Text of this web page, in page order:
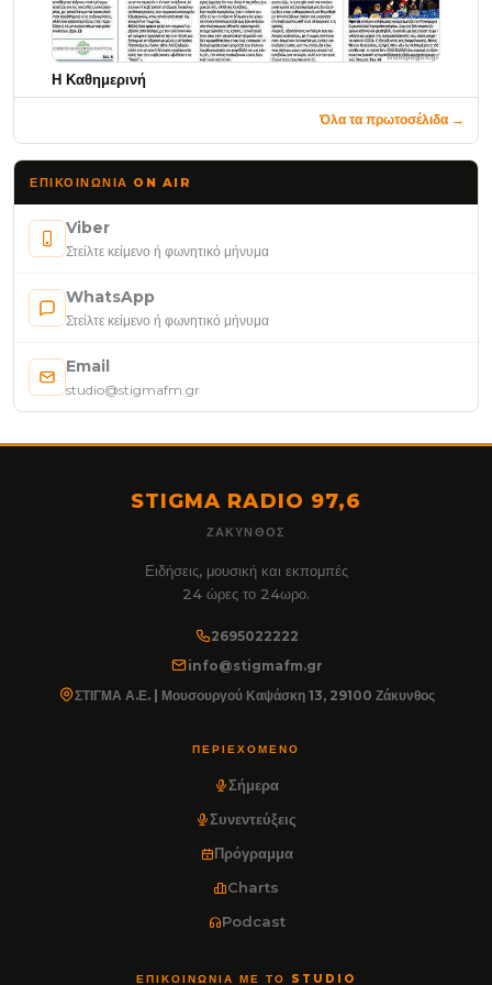
Η Καθημερινή
Όλα τα πρωτοσέλιδα →
ΕΠΙΚΟΙΝΩΝΊΑ ON AIR
Viber
Στείλτε κείμενο ή φωνητικό μήνυμα
WhatsApp
Στείλτε κείμενο ή φωνητικό μήνυμα
Email
studio@stigmafm.gr
STIGMA RADIO 97,6
ΖΆΚΥΝΘΟΣ
Ειδήσεις, μουσική και εκπομπές
24 ώρες το 24ωρο.
2695022222
info@stigmafm.gr
ΣΤΙΓΜΑ Α.Ε. | Μουσουργού Καψάσκη 13, 29100 Ζάκυνθος
ΠΕΡΙΕΧΌΜΕΝΟ
Σήμερα
Συνεντεύξεις
Πρόγραμμα
Charts
Podcast
ΕΠΙΚΟΙΝΩΝΊΑ ΜΕ ΤΟ STUDIO